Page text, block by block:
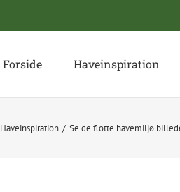
Forside Haveinspiration
Haveinspiration Se de flotte havemiljø